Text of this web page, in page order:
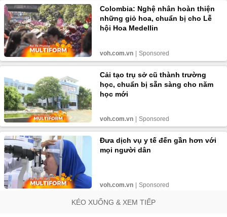
KÉO XUỐNG & XEM TIẾP